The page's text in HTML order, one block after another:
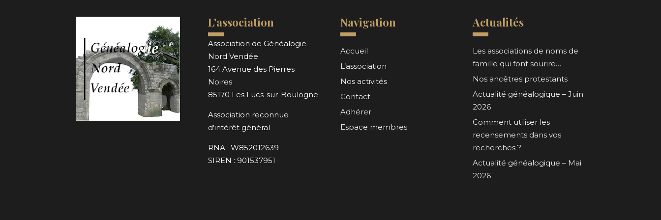
L'association
Association de Généalogie
Nord Vendée
164 Avenue des Pierres
Noires
85170 Les Lucs-sur-Boulogne
Association reconnue
d'intérêt général
RNA : W852012639
SIREN : 901537951
Navigation
Accueil
L’association
Nos activités
Contact
Adhérer
Espace membres
Actualités
Les associations de noms de
famille qui font sourire…
Nos ancêtres protestants
Actualité généalogique – Juin
2026
Comment utiliser les
recensements dans vos
recherches ?
Actualité généalogique – Mai
2026